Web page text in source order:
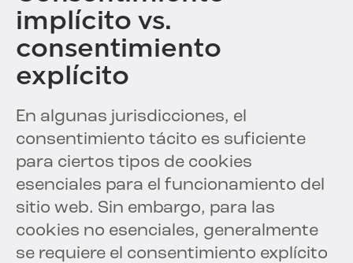
implícito vs.
consentimiento
explícito
En algunas jurisdicciones, el
consentimiento tácito es suficiente
para ciertos tipos de cookies
esenciales para el funcionamiento del
sitio web. Sin embargo, para las
cookies no esenciales, generalmente
se requiere el consentimiento explícito